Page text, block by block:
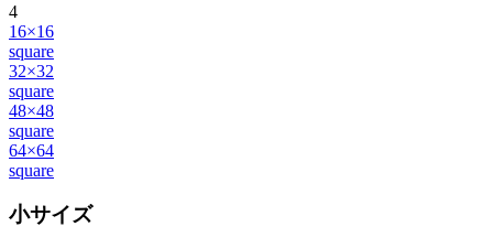
4
16×16
square
32×32
square
48×48
square
64×64
square
小サイズ